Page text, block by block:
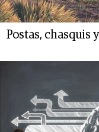
Postas, chasquis